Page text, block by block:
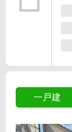
一戸建